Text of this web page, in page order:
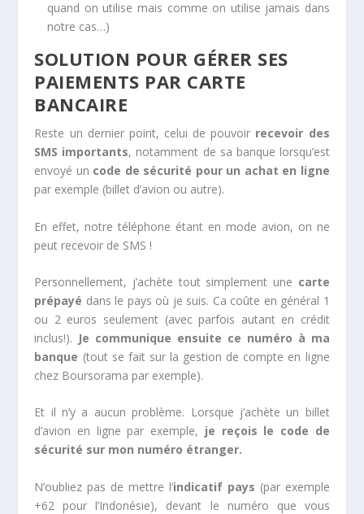
quand on utilise mais comme on utilise jamais dans
notre cas…)
SOLUTION POUR GÉRER SES
PAIEMENTS PAR CARTE
BANCAIRE
Reste un dernier point, celui de pouvoir recevoir des
SMS importants, notamment de sa banque lorsqu’est
envoyé un code de sécurité pour un achat en ligne
par exemple (billet d’avion ou autre).
En effet, notre téléphone étant en mode avion, on ne
peut recevoir de SMS !
Personnellement, j’achète tout simplement une carte
prépayé dans le pays où je suis. Ca coûte en général 1
ou 2 euros seulement (avec parfois autant en crédit
inclus!). Je communique ensuite ce numéro à ma
banque (tout se fait sur la gestion de compte en ligne
chez Boursorama par exemple).
Et il n’y a aucun problème. Lorsque j’achète un billet
d’avion en ligne par exemple, je reçois le code de
sécurité sur mon numéro étranger.
N’oubliez pas de mettre l’indicatif pays (par exemple
+62 pour l’Indonésie), devant le numéro que vous